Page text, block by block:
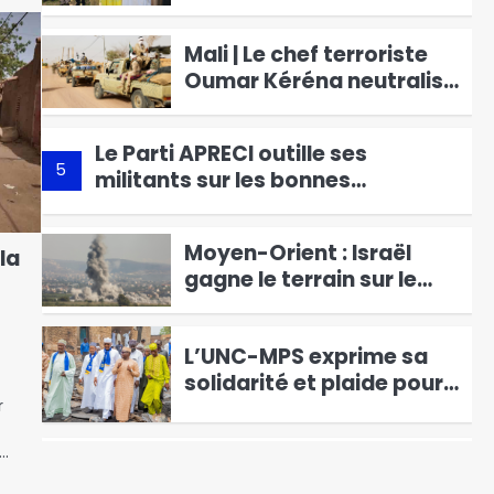
renaît et rouvre ses
4
Mali | Le chef terroriste
Oumar Kéréna neutralisé
par une frappe de drone
5
Le Parti APRECI outille ses
militants sur les bonnes
pratiques politiques
6
Moyen-Orient : Israël
gagne le terrain sur le
Liban
1
L’UNC-MPS exprime sa
solidarité et plaide pour